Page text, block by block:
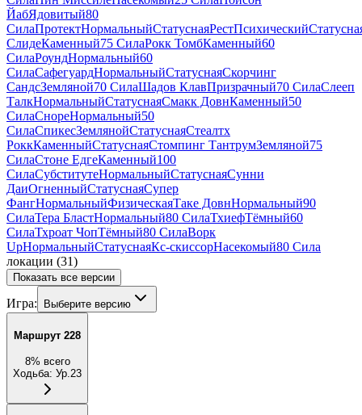
ЙабЯдовитый80
СилаПротектНормальныйСтатуснаяРестПсихический
СлидеКаменный75 СилаРокк ТомбКаменный60
СилаРоундНормальный60
СилаСафегуардНормальныйСтатуснаяСкорчинг
СандсЗемляной70 СилаШадов КлавПризрачный70 СилаСлееп
ТалкНормальныйСтатуснаяСмакк ДовнКаменный50
СилаСнореНормальный50
СилаСпикесЗемлянойСтатуснаяСтеалтх
РоккКаменныйСтатуснаяСтомпинг ТантрумЗемляной75
СилаСтоне ЕдгеКаменный100
СилаСубститутеНормальныйСтатуснаяСунни
ДаиОгненныйСтатуснаяСупер
ФангНормальныйФизическаяТаке ДовнНормальный90
СилаТера БластНормальный80 СилаТхиефТёмный60
СилаТхроат ЧопТёмный80 СилаВорк
UpНормальныйСтатуснаяКс-скиссорНасекомый80 Сила
локации (31)
Показать все версии
Игра: Выберите версию
Маршрут 228
8% всего
Ходьба: Ур.23